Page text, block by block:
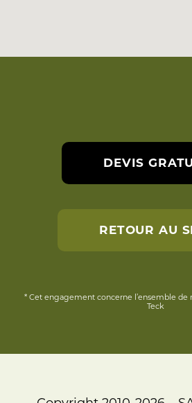
DEVIS
RETOUR AU
* Cet engagement concerne l’ensemble de
Teck